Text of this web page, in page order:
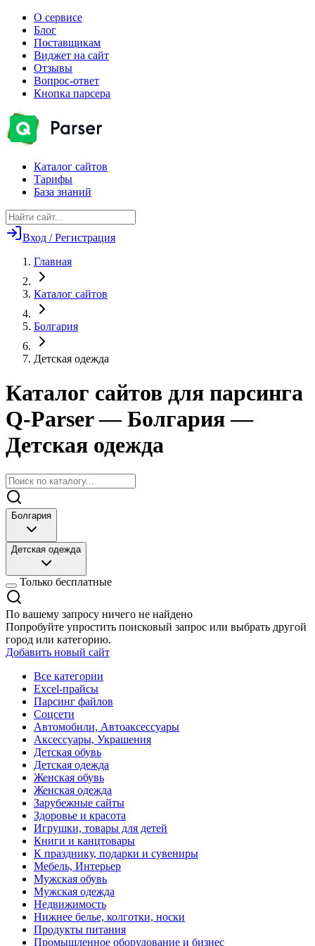
О сервисе
Блог
Поставщикам
Виджет на сайт
Отзывы
Вопрос-ответ
Кнопка парсера
Каталог сайтов
Тарифы
База знаний
Вход / Регистрация
Главная
Каталог сайтов
Болгария
Детская одежда
Каталог сайтов для парсинга
Q-Parser— Болгария —
Детская одежда
Болгария
Детская одежда
Только бесплатные
По вашему запросу ничего не найдено
Попробуйте упростить поисковый запрос или выбрать другой
город или категорию.
Добавить новый сайт
Все категории
Excel-прайсы
Парсинг файлов
Соцсети
Автомобили, Автоаксессуары
Аксессуары, Украшения
Детская обувь
Детская одежда
Женская обувь
Женская одежда
Зарубежные сайты
Здоровье и красота
Игрушки, товары для детей
Книги и канцтовары
К празднику, подарки и сувениры
Мебель, Интерьер
Мужская обувь
Мужская одежда
Недвижимость
Нижнее белье, колготки, носки
Продукты питания
Промышленное оборудование и бизнес